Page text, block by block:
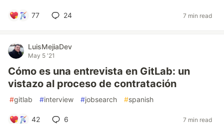
77 24 7 min read
LuisMejiaDev
May 5 '21
Cómo es una entrevista en GitLab: un
vistazo al proceso de contratación
#gitlab #interview #jobsearch #spanish
42 6 7 min read